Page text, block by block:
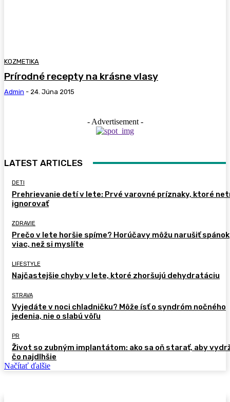
KOZMETIKA
Prírodné recepty na krásne vlasy
Admin - 24. Júna 2015
- Advertisement -
LATEST ARTICLES
DETI
Prehrievanie detí v lete: Prvé varovné príznaky, ktoré
ignorovať
ZDRAVIE
Prečo v lete horšie spíme? Horúčavy môžu narušiť spánok
viac, než si myslíte
LIFESTYLE
Najčastejšie chyby v lete, ktoré zhoršujú dehydratáciu
STRAVA
Vyjedáte v noci chladničku? Môže ísť o syndróm nočného
jedenia, nie o slabú vôľu
PR
Život so zubným implantátom: ako sa oň starať, aby
čo najdlhšie
Načítať ďalšie